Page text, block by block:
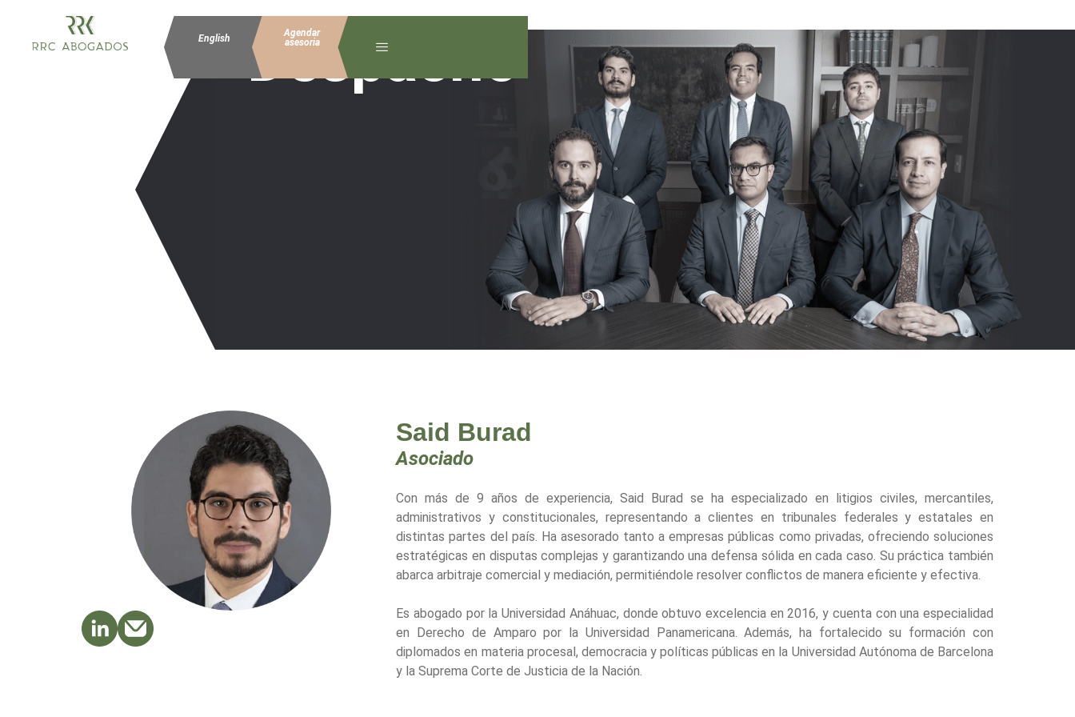
English
Agendar
asesoria
Despacho
Said Burad
Asociado
Con más de 9 años de experiencia, Said Burad se ha especializado en litigios civiles, mercantiles,
administrativos y constitucionales, representando a clientes en tribunales federales y estatales en
distintas partes del país. Ha asesorado tanto a empresas públicas como privadas, ofreciendo soluciones
estratégicas en disputas complejas y garantizando una defensa sólida en cada caso. Su práctica también
abarca arbitraje comercial y mediación, permitiéndole resolver conflictos de manera eficiente y efectiva.
Es abogado por la Universidad Anáhuac, donde obtuvo excelencia en 2016, y cuenta con una especialidad
en Derecho de Amparo por la Universidad Panamericana. Además, ha fortalecido su formación con
diplomados en materia procesal, democracia y políticas públicas en la Universidad Autónoma de Barcelona
y la Suprema Corte de Justicia de la Nación.